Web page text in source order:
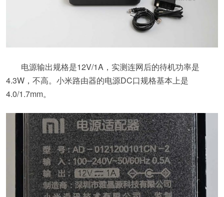
电源输出规格是12V/1A，实测连网后的待机功率是
4.3W，不高。小米路由器的电源DC口规格基本上是
4.0/1.7mm。